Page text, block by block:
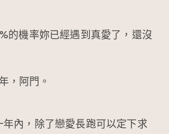
的機率妳已經遇到真愛了，還沒
，阿門。
內，除了戀愛長跑可以定下求